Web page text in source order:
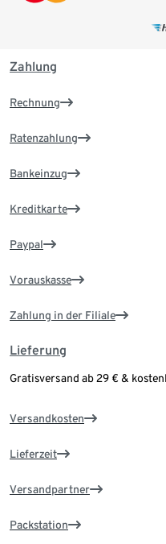
Zahlung
Rechnung
Ratenzahlung
Bankeinzug
Kreditkarte
Paypal
Vorauskasse
Zahlung in der Filiale
Lieferung
Gratisversand ab 29 € &
Versandkosten
Lieferzeit
Versandpartner
Packstation